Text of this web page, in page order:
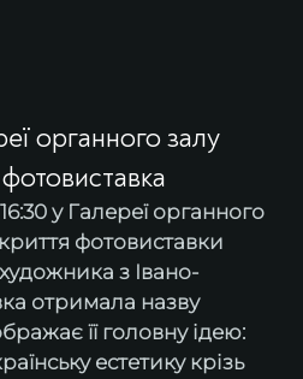
органного залу
у Галереї органного
фотовиставки
з Івано-
отримала назву
її головну ідею:
естетику крізь